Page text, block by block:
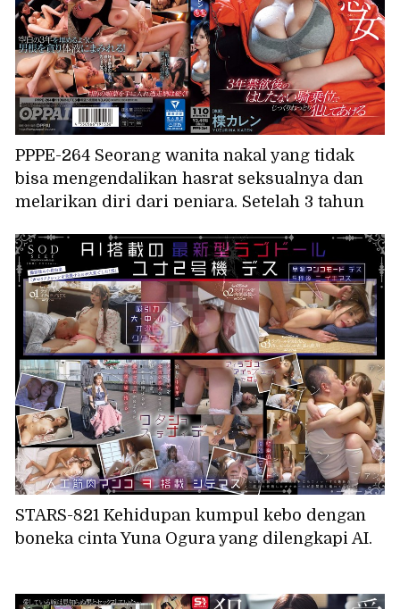
PPPE-264 Seorang wanita nakal yang tidak
bisa mengendalikan hasrat seksualnya dan
melarikan diri dari penjara. Setelah 3 tahun
posisi cowgirl yang cabul. Karen Yuzuriha
STARS-821 Kehidupan kumpul kebo dengan
boneka cinta Yuna Ogura yang dilengkapi AI.